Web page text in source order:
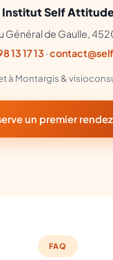
Institut Self
Général de Gaulle,
13 17 13 ·
à Montargis &
un premier
FAQ